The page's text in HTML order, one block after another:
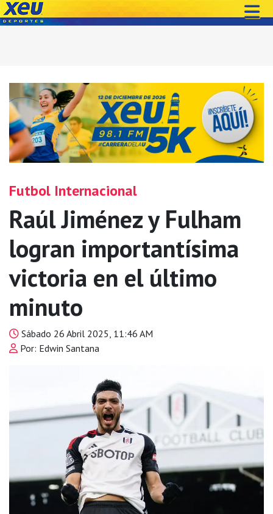
Futbol Internacional
Raúl Jiménez y Fulham
logran importantísima
victoria en el último
minuto
Sábado 26 Abril 2025, 11:46 AM
Por: Edwin Santana